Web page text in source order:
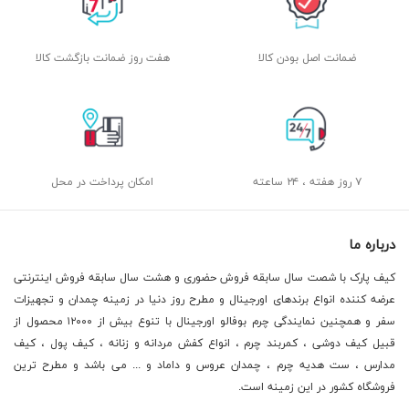
ضمانت اصل بودن کالا هفت روز ضمانت بازگشت کالا
۷ روز هفته ، ۲۴ ساعته امکان پرداخت در محل
درباره ما
کیف پارک با شصت سال سابقه فروش حضوری و هشت سال سابقه فروش اینترنتی
عرضه کننده انواع برندهای اورجینال و مطرح روز دنیا در زمینه چمدان و تجهیزات
سفر و همچنین نمایندگی چرم بوفالو اورجینال با تنوع بیش از ۱۲۰۰۰ محصول از
قبیل کیف دوشی ، کمربند چرم ، انواع کفش مردانه و زنانه ، کیف پول ، کیف
مدارس ، ست هدیه چرم ، چمدان عروس و داماد و ... می باشد و مطرح ترین
فروشگاه کشور در این زمینه است.